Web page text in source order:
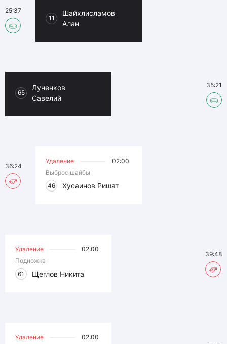
11
Шайхлисламов
Алан
25:37
65
Лученков
Савелий
35:21
Удаление
02:00
Выброс шайбы
46
Хусаинов Ришат
36:24
Удаление
02:00
Подножка
61
Щеглов Никита
39:48
Удаление
02:00